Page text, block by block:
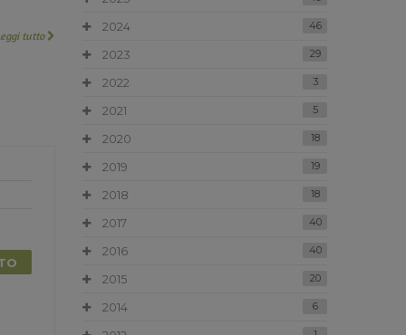
tutto
2024 46
2023 29
2022 3
2021 5
2020 18
2019 19
2018 18
2017 40
2016 40
2015 20
2014 6